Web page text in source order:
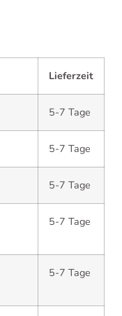
Lieferzeit
5-7 Tage
5-7 Tage
5-7 Tage
5-7 Tage
5-7 Tage